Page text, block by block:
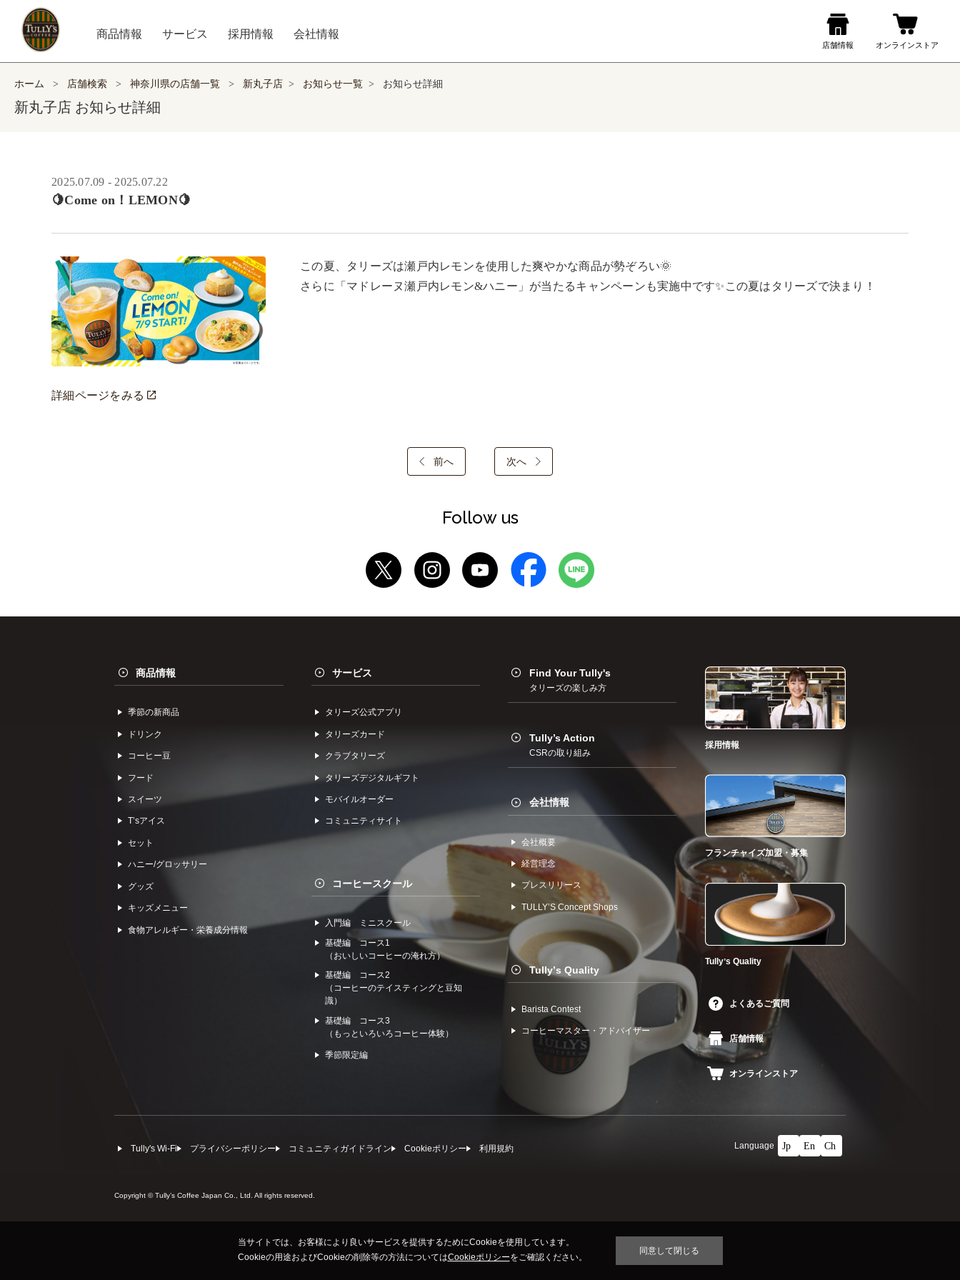
商品情報 サービス 採用情報 会社情報
ホーム > 店舗検索 > 神奈川県の店舗一覧 > 新丸子店 > お知らせ一覧 > お知らせ詳細
新丸子店 お知らせ詳細
2025.07.09 - 2025.07.22
🍋Come on！LEMON🍋
詳細ページをみる
この夏、タリーズは瀬戸内レモンを使用した爽やかな商品が勢ぞろい🌞
さらに「マドレーヌ瀬戸内レモン&ハニー」が当たるキャンペーンも実施中です✨この夏はタリーズで決まり！
前へ 次へ
Follow us
商品情報
季節の新商品
ドリンク
コーヒー⾖
フード
スイーツ
Tʼsアイス
セット
ハニー/グロッサリー
グッズ
キッズメニュー
食物アレルギー・栄養成分情報
サービス
タリーズ公式アプリ
タリーズカード
クラブタリーズ
タリーズデジタルギフト
モバイルオーダー
コミュニティサイト
コーヒースクール
入門編 ミニスクール
基礎編 コース1
（おいしいコーヒーの淹れ方）
基礎編 コース2
（コーヒーのテイスティングと豆知
識）
基礎編 コース3
（もっといろいろコーヒー体験）
季節限定編
Find Your Tully's
タリーズの楽しみ方
Tully’s Action
CSRの取り組み
会社情報
会社概要
経営理念
プレスリリース
TULLYʼS Concept Shops
Tullyʼs Quality
Barista Contest
コーヒーマスター・アドバイザー
採用情報
フランチャイズ加盟・募集
Tullyʼs Quality
よくあるご質問
店舗情報
オンラインストア
Tully's Wi-Fi プライバシーポリシー コミュニティガイドライン Cookieポリシー 利⽤規約 Language
Copyright © Tullyʼs Coffee Japan Co., Ltd. All rights reserved.
当サイトでは、お客様により良いサービスを提供するためにCookieを使用しています。
Cookieの用途およびCookieの削除等の方法についてはCookieポリシーをご確認ください。
同意して閉じる